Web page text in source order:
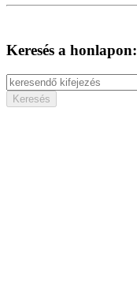
Keresés a honlapon: